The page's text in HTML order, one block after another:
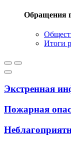
Обращения
Итоги
Экстренная
Пожарная